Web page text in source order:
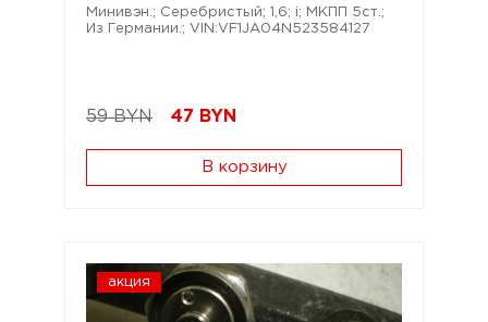
Минивэн.; Серебристый; 1,6; i; МКПП 5ст.;
Из Германии.; VIN:VF1JA04N523584127
59 BYN 47 BYN
В корзину
акция